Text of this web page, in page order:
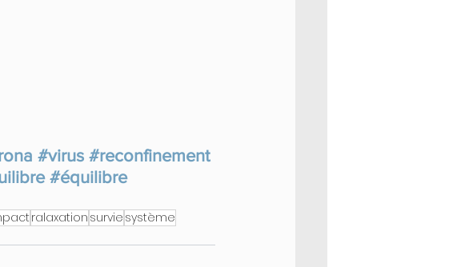
#virus #reconfinement
#équilibre
ralaxation survie système